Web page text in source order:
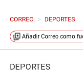
CORREO > DEPORTES
Añadir Correo como
DEPORTES